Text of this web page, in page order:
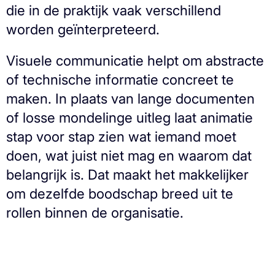
die in de praktijk vaak verschillend
worden geïnterpreteerd.
Visuele communicatie helpt om abstracte
of technische informatie concreet te
maken. In plaats van lange documenten
of losse mondelinge uitleg laat animatie
stap voor stap zien wat iemand moet
doen, wat juist niet mag en waarom dat
belangrijk is. Dat maakt het makkelijker
om dezelfde boodschap breed uit te
rollen binnen de organisatie.